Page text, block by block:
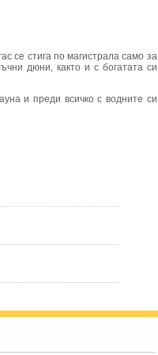
се стига по магистрала само за
дюни, както и с богатата си
и преди всичко с водните си